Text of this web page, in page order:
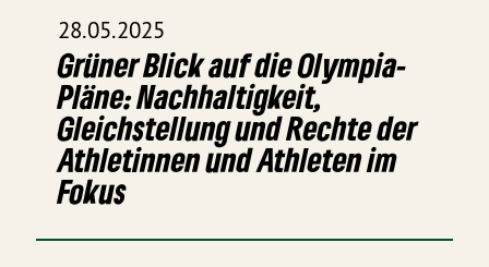
28.05.2025
Grüner Blick auf die Olympia-
Pläne: Nachhaltigkeit,
Gleichstellung und Rechte der
Athletinnen und Athleten im
Fokus